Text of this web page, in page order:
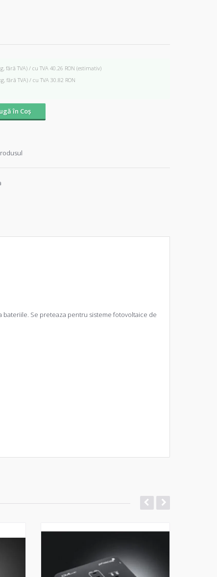
fără TVA) / cu TVA 40.26 RON (estimativ)
fără TVA) / cu TVA 30.82 RON
în Coş
bateriile. Se preteaza pentru sisteme fotovoltaice de